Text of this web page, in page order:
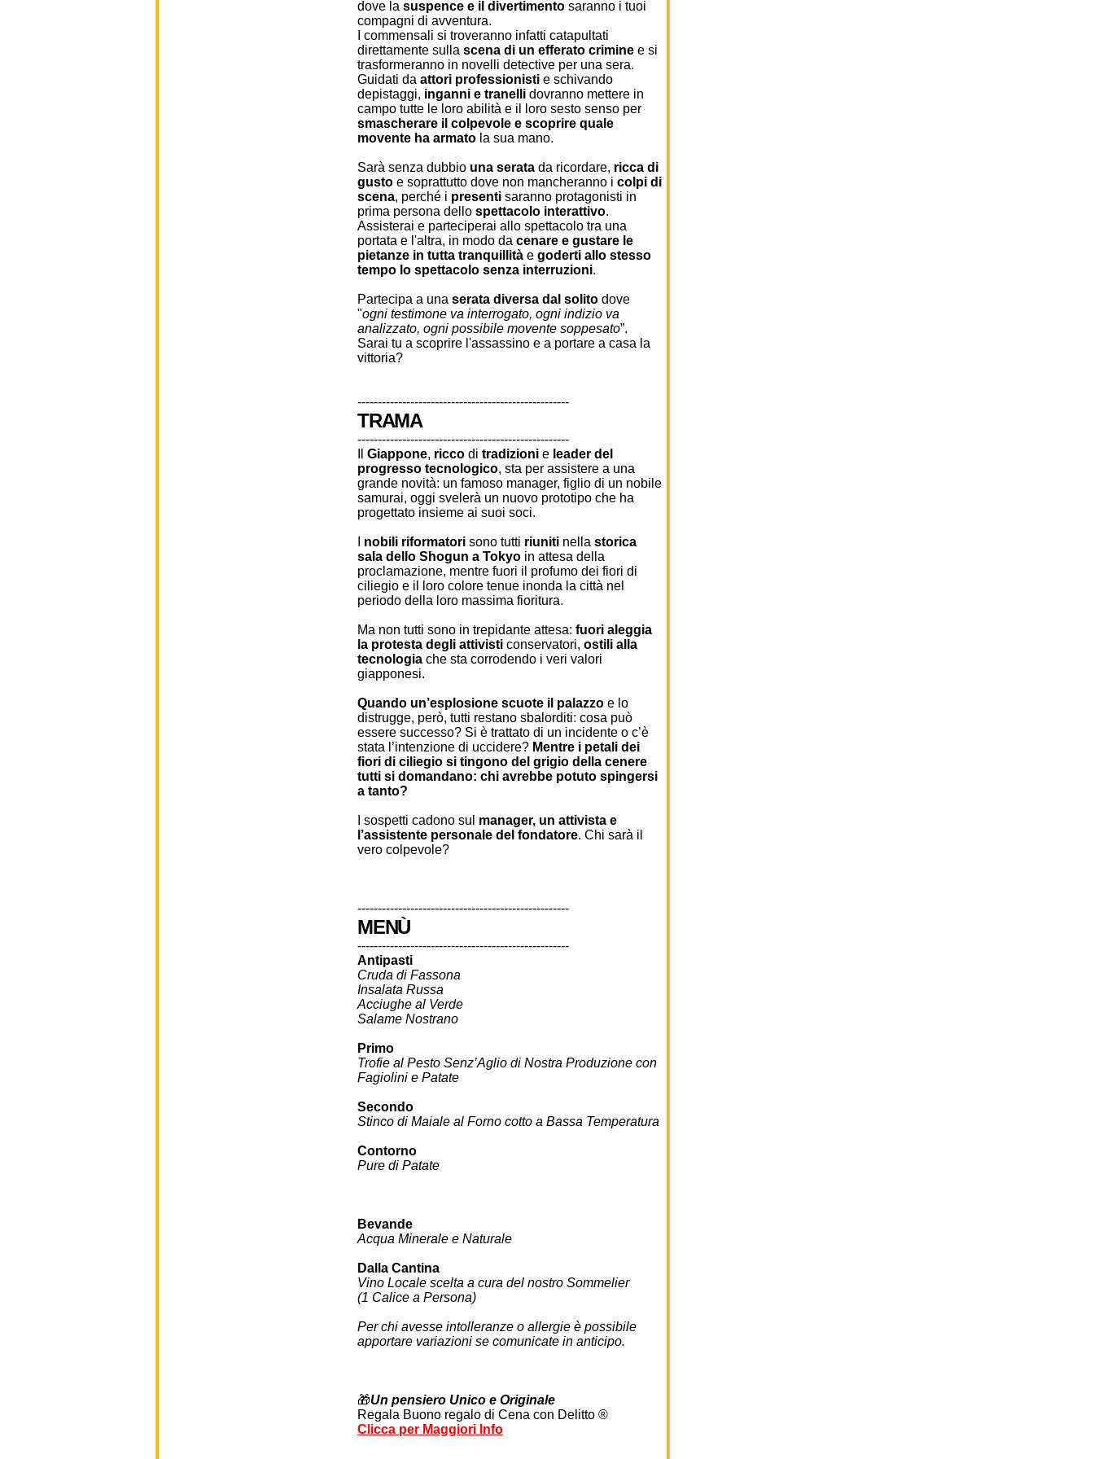
dove la suspence e il divertimento saranno i tuoi
compagni di avventura.
I commensali si troveranno infatti catapultati
direttamente sulla scena di un efferato crimine e si
trasformeranno in novelli detective per una sera.
Guidati da attori professionisti e schivando
depistaggi, inganni e tranelli dovranno mettere in
campo tutte le loro abilità e il loro sesto senso per
smascherare il colpevole e scoprire quale
movente ha armato la sua mano.
Sarà senza dubbio una serata da ricordare, ricca di
gusto e soprattutto dove non mancheranno i colpi di
scena, perché i presenti saranno protagonisti in
prima persona dello spettacolo interattivo.
Assisterai e parteciperai allo spettacolo tra una
portata e l'altra, in modo da cenare e gustare le
pietanze in tutta tranquillità e goderti allo stesso
tempo lo spettacolo senza interruzioni.
Partecipa a una serata diversa dal solito dove
"ogni testimone va interrogato, ogni indizio va
analizzato, ogni possibile movente soppesato”.
Sarai tu a scoprire l'assassino e a portare a casa la
vittoria?
----------------------------------------------------
TRAMA
----------------------------------------------------
Giappone, ricco di tradizioni e leader del
progresso tecnologico, sta per assistere a una
grande novità: un famoso manager, figlio di un nobile
samurai, oggi svelerà un nuovo prototipo che ha
progettato insieme ai suoi soci.
nobili riformatori sono tutti riuniti nella storica
sala dello Shogun a Tokyo in attesa della
proclamazione, mentre fuori il profumo dei fiori di
ciliegio e il loro colore tenue inonda la città nel
periodo della loro massima fioritura.
Ma non tutti sono in trepidante attesa: fuori aleggia
la protesta degli attivisti conservatori, ostili alla
tecnologia che sta corrodendo i veri valori
giapponesi.
Quando un’esplosione scuote il palazzo e lo
distrugge, però, tutti restano sbalorditi: cosa può
essere successo? Si è trattato di un incidente o c’è
stata l’intenzione di uccidere? Mentre i petali dei
fiori di ciliegio si tingono del grigio della cenere
tutti si domandano: chi avrebbe potuto spingersi
a tanto?
I sospetti cadono sul manager, un attivista e
l’assistente personale del fondatore. Chi sarà il
vero colpevole?
----------------------------------------------------
MENÙ
----------------------------------------------------
Antipasti
Cruda di Fassona
Insalata Russa
Acciughe al Verde
Salame Nostrano
Primo
Trofie al Pesto Senz’Aglio di Nostra Produzione con
Fagiolini e Patate
Secondo
Stinco di Maiale al Forno cotto a Bassa Temperatura
Contorno
Pure di Patate
Bevande
Acqua Minerale e Naturale
Dalla Cantina
Vino Locale scelta a cura del nostro Sommelier
(1 Calice a Persona)
Per chi avesse intolleranze o allergie è possibile
apportare variazioni se comunicate in anticipo.
🎁Un pensiero Unico e Originale
Regala Buono regalo di Cena con Delitto ®
Clicca per Maggiori Info